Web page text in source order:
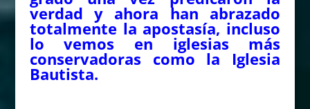
verdad y ahora han abrazado
totalmente la apostasía, incluso
lo vemos en iglesias más
conservadoras como la Iglesia
Bautista.